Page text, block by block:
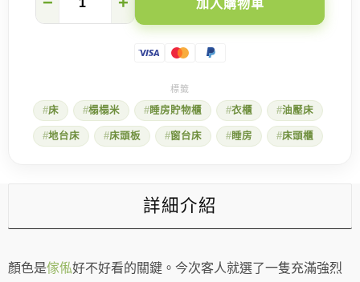
森
地
台
床
和
加入購物車
床 榻榻米 睡房貯物櫃 衣櫃 油壓床
地台床 床頭板 窗台床 睡房 床頭櫃
詳細介紹
顏色是傢俬好不好看的關鍵。今次客人就選了一隻充滿強烈